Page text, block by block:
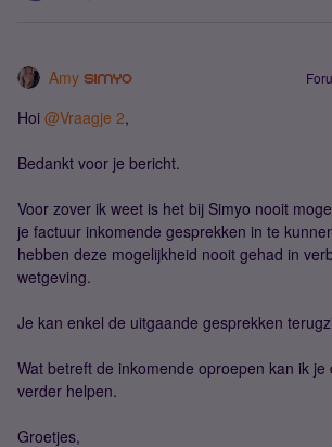
Amy
Hoi ​ @Vraagje 2,
Bedankt voor je bericht.
Voor zover ik weet is het bij Simyo nooit
je factuur inkomende gesprekken in te
hebben deze mogelijkheid nooit gehad in
wetgeving.
Je kan enkel de uitgaande gesprekken
Wat betreft de inkomende oproepen kan ik je
verder helpen.
Groetjes,